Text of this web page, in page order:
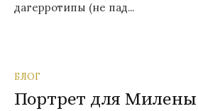
дагерротипы (не пад...
БЛОГ
Портрет для Милены